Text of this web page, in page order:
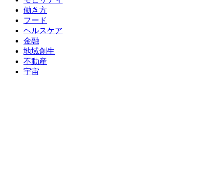
働き方
フード
ヘルスケア
金融
地域創生
不動産
宇宙